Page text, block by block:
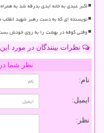
اکبر عبدی به خانه ابدی بدرقه شد به
نویسنده ای که به دست رهبر شهید
وقتی کوفه در بهشت را به روی خودش
نظرات بینندگان در مورد
نظر شما
نام:
ایمیل:
نظر: